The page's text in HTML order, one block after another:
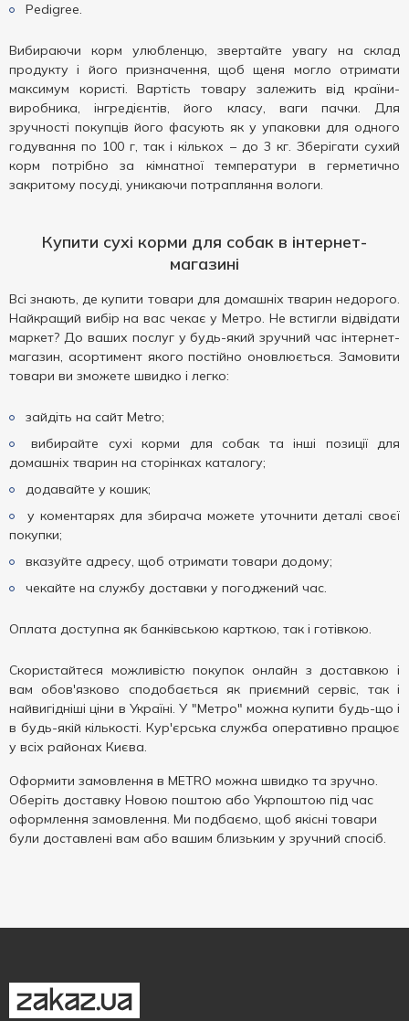
Pedigree.
Вибираючи корм улюбленцю, звертайте увагу на склад
продукту і його призначення, щоб щеня могло отримати
максимум користі. Вартість товару залежить від країни-
виробника, інгредієнтів, його класу, ваги пачки. Для
зручності покупців його фасують як у упаковки для одного
годування по 100 г, так і кількох – до 3 кг. Зберігати сухий
корм потрібно за кімнатної температури в герметично
закритому посуді, уникаючи потрапляння вологи.
Купити сухі корми для собак в інтернет-
магазині
Всі знають, де купити товари для домашніх тварин недорого.
Найкращий вибір на вас чекає у Метро. Не встигли відвідати
маркет? До ваших послуг у будь-який зручний час інтернет-
магазин, асортимент якого постійно оновлюється. Замовити
товари ви зможете швидко і легко:
зайдіть на сайт Metro;
вибирайте сухі корми для собак та інші позиції для
домашніх тварин на сторінках каталогу;
додавайте у кошик;
у коментарях для збирача можете уточнити деталі своєї
покупки;
вказуйте адресу, щоб отримати товари додому;
чекайте на службу доставки у погоджений час.
Оплата доступна як банківською карткою, так і готівкою.
Скористайтеся можливістю покупок онлайн з доставкою і
вам обов'язково сподобається як приємний сервіс, так і
найвигідніші ціни в Україні. У "Метро" можна купити будь-що і
в будь-якій кількості. Кур'єрська служба оперативно працює
у всіх районах Києва.
Оформити замовлення в METRO можна швидко та зручно.
Оберіть доставку Новою поштою або Укрпоштою під час
оформлення замовлення. Ми подбаємо, щоб якісні товари
були доставлені вам або вашим близьким у зручний спосіб.